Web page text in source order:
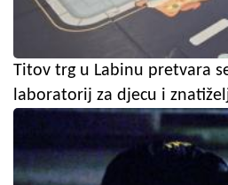
Titov trg u Labinu pretvara
laboratorij za djecu i